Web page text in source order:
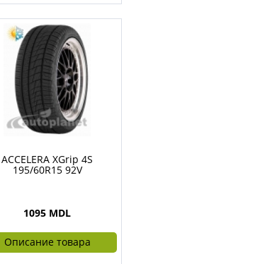
ACCELERA XGrip 4S
195/60R15 92V
1095 MDL
Описание товара